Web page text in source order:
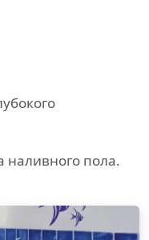
наливного пола.